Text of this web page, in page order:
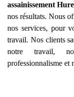
assainissement Hure
nos résultats. Nous
nos services, pour
travail. Nos clients
notre travail,
professionnalisme et